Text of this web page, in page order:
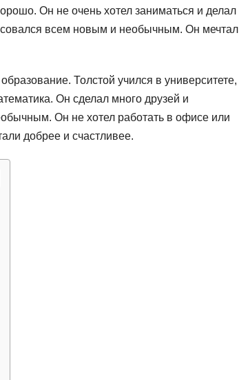
Он не очень хотел заниматься и делал
всем новым и необычным. Он мечтал
Толстой учился в университете,
Он сделал много друзей и
Он не хотел работать в офисе или
добрее и счастливее.